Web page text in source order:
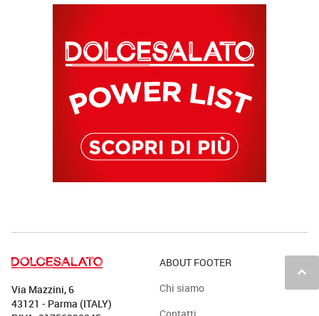
keyboard_arrow_up
Via Mazzini, 6
43121 - Parma (ITALY)
ABOUT FOOTER
Chi siamo